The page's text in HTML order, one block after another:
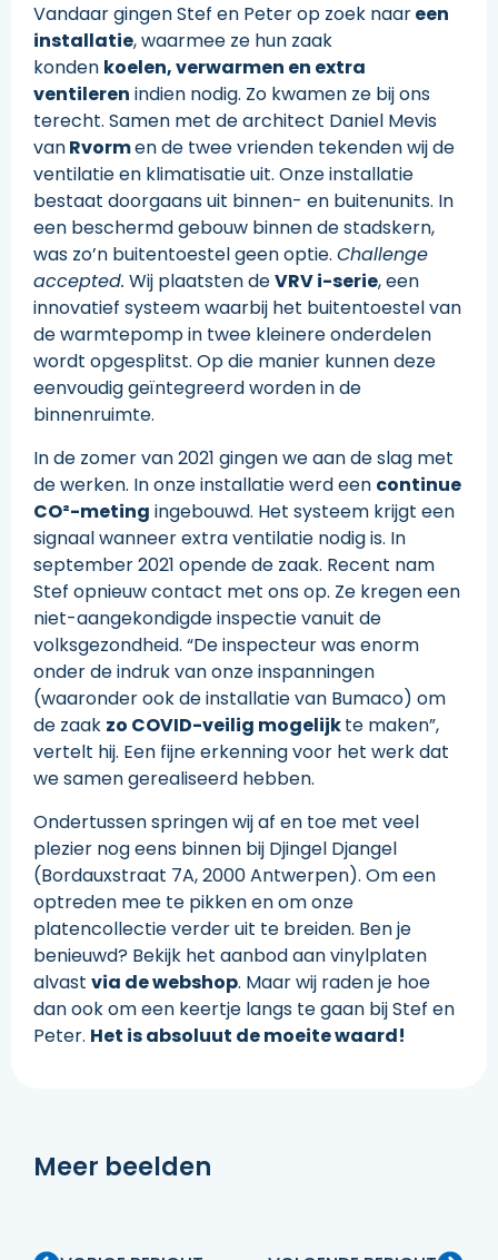
Vandaar gingen Stef en Peter op zoek naareen
installatie, waarmee ze hun zaak
konden koelen, verwarmen en extra
ventileren indien nodig. Zo kwamen ze bij ons
terecht. Samen met de architect Daniel Mevis
vanRvormen de twee vrienden tekenden wij de
ventilatie en klimatisatie uit. Onze installatie
bestaat doorgaans uit binnen- en buitenunits. In
een beschermd gebouw binnen de stadskern,
was zo’n buitentoestel geen optie. Challenge
accepted. Wij plaatsten deVRV i-serie, een
innovatief systeem waarbij het buitentoestel van
de warmtepomp in twee kleinere onderdelen
wordt opgesplitst. Op die manier kunnen deze
eenvoudig geïntegreerd worden in de
binnenruimte.
In de zomer van 2021 gingen we aan de slag met
de werken. In onze installatie werd een continue
CO²-meting ingebouwd. Het systeem krijgt een
signaal wanneer extra ventilatie nodig is. In
september 2021 opende de zaak. Recent nam
Stef opnieuw contact met ons op. Ze kregen een
niet-aangekondigde inspectie vanuit de
volksgezondheid. “De inspecteur was enorm
onder de indruk van onze inspanningen
(waaronder ook de installatie van Bumaco) om
de zaak zo COVID-veilig mogelijkte maken”,
vertelt hij. Een fijne erkenning voor het werk dat
we samen gerealiseerd hebben.
Ondertussen springen wij af en toe met veel
plezier nog eens binnen bij Djingel Djangel
(Bordauxstraat 7A, 2000 Antwerpen). Om een
optreden mee te pikken en om onze
platencollectie verder uit te breiden. Ben je
benieuwd? Bekijk het aanbod aan vinylplaten
alvast via de webshop. Maar wij raden je hoe
dan ook om een keertje langs te gaan bij Stef en
Peter. Het is absoluut de moeite waard!
Meer beelden